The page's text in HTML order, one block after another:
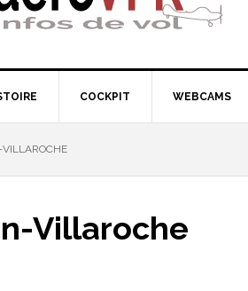
COCKPIT WEBCAMS
Villaroche